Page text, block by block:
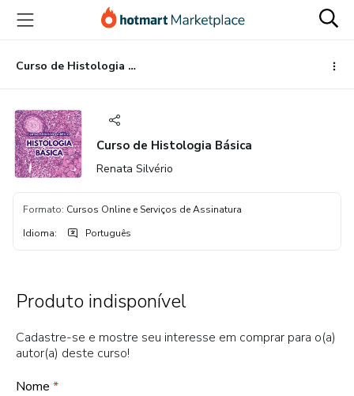
para
conteúdo
principal
para
pagamento
para
rodapé
Curso de Histologia Básica
Curso de Histologia Básica
Renata Silvério
Formato: Cursos Online e Serviços de Assinatura
Idioma: Português
Produto indisponível
Cadastre-se e mostre seu interesse em comprar para o(a)
autor(a) deste curso!
Nome *